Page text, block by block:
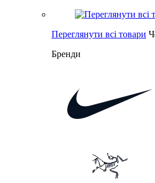
Переглянути всі товари
Бренди